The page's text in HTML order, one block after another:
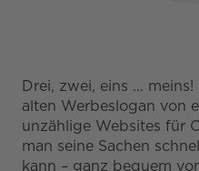
Drei, zwei, eins …
alten Werbeslogan von
unzählige Websites für
man seine Sachen
kann – ganz bequem